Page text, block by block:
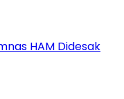
HAM Didesak